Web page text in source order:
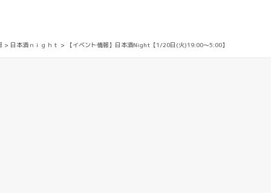
> 日本酒ｎｉｇｈｔ > 【イベント情報】日本酒Night【1/20日(火)19:00〜5:00】